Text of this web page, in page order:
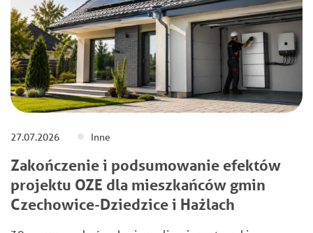
27.07.2026 Inne
Zakończenie i podsumowanie efektów
projektu OZE dla mieszkańców gmin
Czechowice-Dziedzice i Hażlach